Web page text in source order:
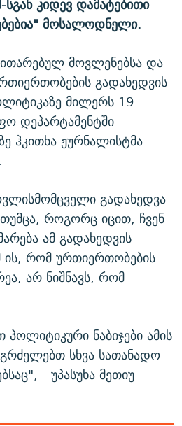
კიდევ დამატებითი
მოსალოდნელი.
მოვლენებსა და
გადახედვის
მილერს 19
დეპარტამენტში
ჰკითხა ჟურნალისტმა
გადახედვა
როგორც იცით, ჩვენ
ამ გადახედვის
რომ ურთიერთობების
არ ნიშნავს, რომ
პოლიტიკური ნაბიჯები ამის
სხვა სათანადო
- უპასუხა მეთიუ